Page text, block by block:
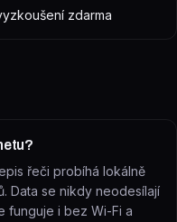
zdarma
řeči probíhá lokálně
Data se nikdy neodesílají
funguje i bez Wi-Fi a